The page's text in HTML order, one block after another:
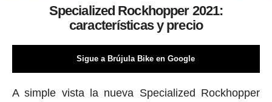
Specialized Rockhopper 2021:
características y precio
Sigue a Brújula Bike en Google
A simple vista la nueva Specialized Rockhopper